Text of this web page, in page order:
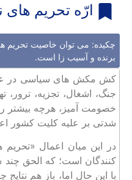
ارّه تحریم های
چکیده: می توان خاصیت تحریم
برنده و آسیب ‌زا ‌است.
کش‌ مکش‌ های سیاسی در
جنگ، اشغال، تجزیه،
خصومت ‌آمیز، هرچه بیشتر
شدتی بر علیه کلیت کشور
در این میان اعمال
کنندگان است؛ که الحق چند
با این حال اما، باز هم